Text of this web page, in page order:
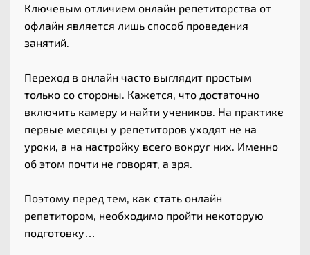
Ключевым отличием онлайн репетиторства от
офлайн является лишь способ проведения
занятий.
Переход в онлайн часто выглядит простым
только со стороны. Кажется, что достаточно
включить камеру и найти учеников. На практике
первые месяцы у репетиторов уходят не на
уроки, а на настройку всего вокруг них. Именно
об этом почти не говорят, а зря.
Поэтому перед тем, как стать онлайн
репетитором, необходимо пройти некоторую
подготовку…